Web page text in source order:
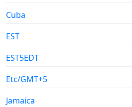
Cuba
EST
EST5EDT
Etc/GMT+5
Jamaica